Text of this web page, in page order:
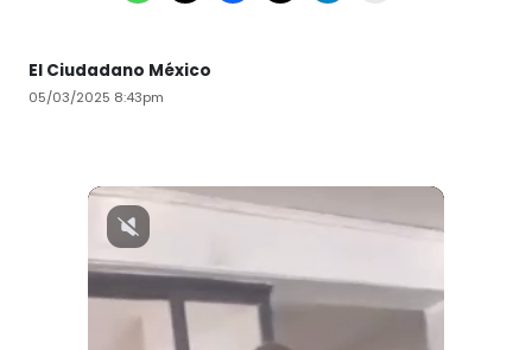
El Ciudadano México
05/03/2025 8:43pm